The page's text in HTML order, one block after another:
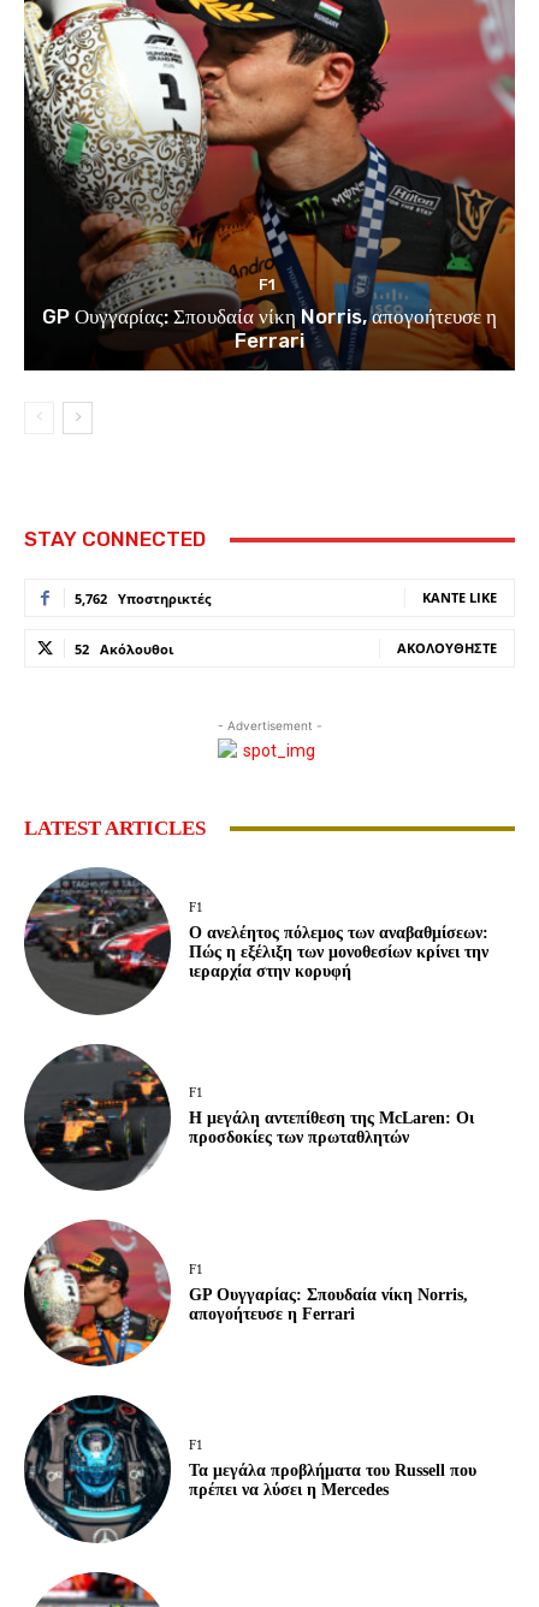
F1
GP Ουγγαρίας: Σπουδαία νίκη Norris, απογοήτευσε η
Ferrari
STAY CONNECTED
5,762 Υποστηρικτές ΚΆΝΤΕ LIKE
52 Ακόλουθοι ΑΚΟΛΟΥΘΉΣΤΕ
- Advertisement -
LATEST ARTICLES
F1
Ο ανελέητος πόλεμος των αναβαθμίσεων:
Πώς η εξέλιξη των μονοθεσίων κρίνει την
ιεραρχία στην κορυφή
F1
Η μεγάλη αντεπίθεση της McLaren: Οι
προσδοκίες των πρωταθλητών
F1
GP Ουγγαρίας: Σπουδαία νίκη Norris,
απογοήτευσε η Ferrari
F1
Τα μεγάλα προβλήματα του Russell που
πρέπει να λύσει η Mercedes